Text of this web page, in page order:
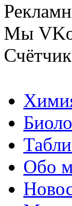
Мы
Счётчик
Обо